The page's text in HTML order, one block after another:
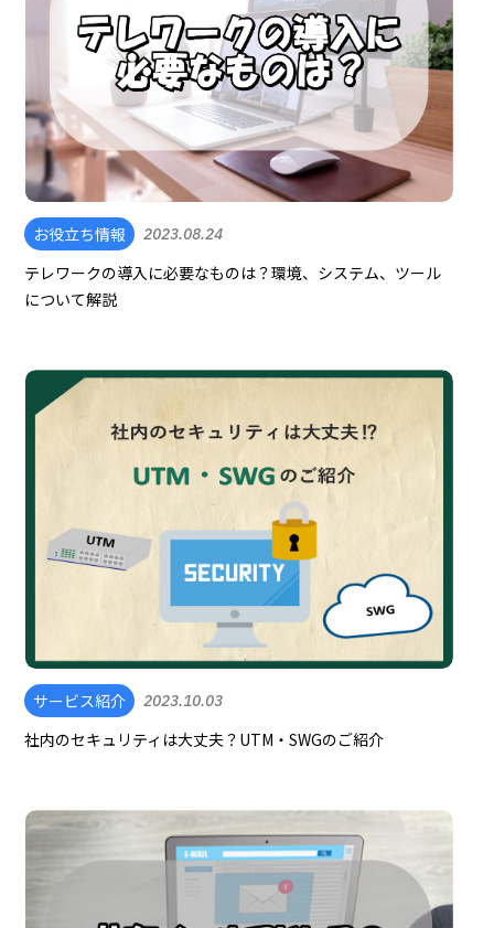
お役立ち情報 2023.08.24
テレワークの導入に必要なものは？環境、システム、ツール
について解説
サービス紹介 2023.10.03
社内のセキュリティは大丈夫？UTM・SWGのご紹介